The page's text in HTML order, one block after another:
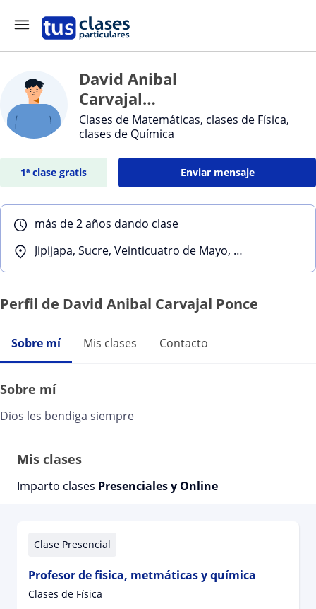
David Anibal
Carvajal
Ponce
Clases de Matemáticas, clases de Física,
clases de Química
1ª clase gratis Enviar mensaje
más de 2 años dando clase
Jipijapa, Sucre, Veinticuatro de Mayo, Paján, Santa Ana
Perfil de David Anibal Carvajal Ponce
Sobre mí Mis clases Contacto
Sobre mí
Dios les bendiga siempre
Mis clases
Imparto clases Presenciales y Online
Clase Presencial
Profesor de fisica, metmáticas y química
Clases de Física